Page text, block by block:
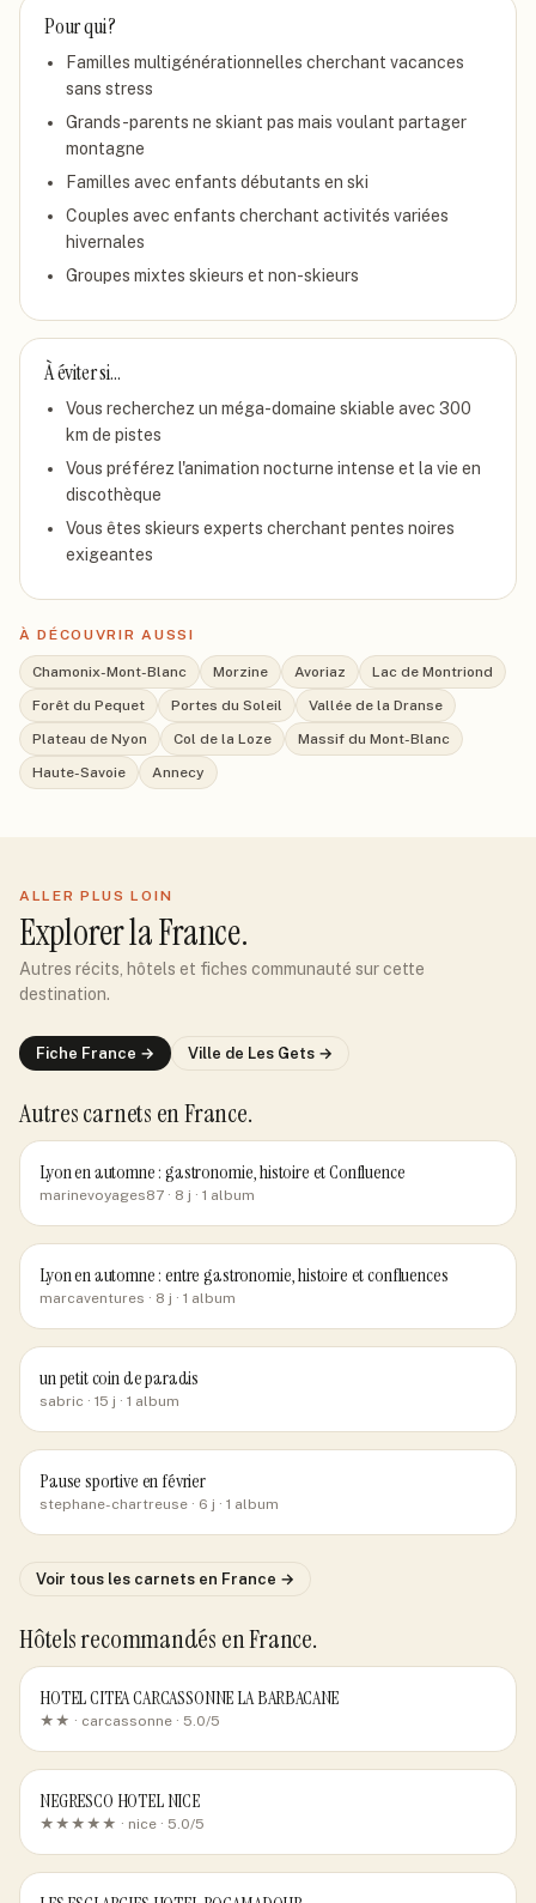
Pour qui ?
Familles multigénérationnelles cherchant vacances
sans stress
Grands-parents ne skiant pas mais voulant partager
montagne
Familles avec enfants débutants en ski
Couples avec enfants cherchant activités variées
hivernales
Groupes mixtes skieurs et non-skieurs
À éviter si…
Vous recherchez un méga-domaine skiable avec 300
km de pistes
Vous préférez l'animation nocturne intense et la vie en
discothèque
Vous êtes skieurs experts cherchant pentes noires
exigeantes
À DÉCOUVRIR AUSSI
Chamonix-Mont-Blanc Morzine Avoriaz
Lac de Montriond
Forêt du Pequet
Portes du Soleil
Vallée de la Dranse
Plateau de Nyon
Col de la Loze
Massif du Mont-Blanc
Haute-Savoie
Annecy
ALLER PLUS LOIN
Explorerla France.
Autres récits, hôtels et fiches communauté sur cette
destination.
Fiche France → Ville de Les Gets →
Autres carnets en France.
Lyon en automne : gastronomie, histoire et Confluence
marinevoyages87 · 8 j · 1 album
Lyon en automne : entre gastronomie, histoire et confluences
marcaventures · 8 j · 1 album
un petit coin de paradis
sabric · 15 j · 1 album
Pause sportive en février
stephane-chartreuse · 6 j · 1 album
Voir tous les carnets en France →
Hôtels recommandés en France.
HOTEL CITEA CARCASSONNE LA BARBACANE
★★ · carcassonne · 5.0/5
NEGRESCO HOTEL NICE
★★★★★ · nice · 5.0/5